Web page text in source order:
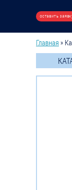
оставить
Вы
Главная »